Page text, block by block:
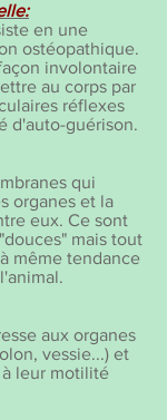
en une
ostéopathique.
involontaire
au corps par
réflexes
d'auto-guérison.
qui
organes et la
eux. Ce sont
mais tout
même tendance
aux organes
vessie...) et
leur motilité